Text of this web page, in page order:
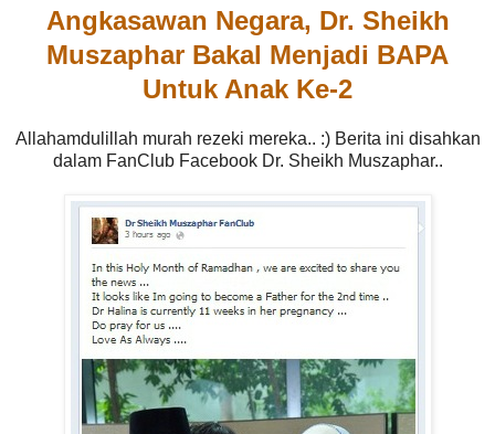
Angkasawan Negara, Dr. Sheikh
Muszaphar Bakal Menjadi BAPA
Untuk Anak Ke-2
Allahamdulillah murah rezeki mereka.. :) Berita ini disahkan
dalam FanClub Facebook Dr. Sheikh Muszaphar..